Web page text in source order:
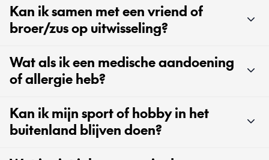
Kan ik samen met een vriend of
broer/zus op uitwisseling?
Wat als ik een medische aandoening
of allergie heb?
Kan ik mijn sport of hobby in het
buitenland blijven doen?